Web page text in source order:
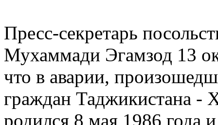
Пресс-секретарь
Мухаммади Эгамзод 13
что в аварии,
граждан Таджикистана -
родился 8 мая 1986 года